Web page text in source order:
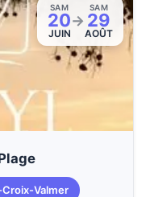
SAM
20
JUIN
→
SAM
29
AOÛT
Croix-Valmer